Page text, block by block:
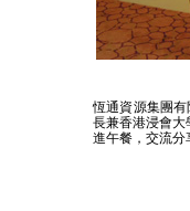
恆通資源集團
長兼香港浸會大
進午餐，交流分